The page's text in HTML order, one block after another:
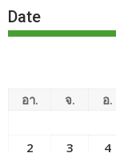
Date
อา. จ. อ.
2
3 4